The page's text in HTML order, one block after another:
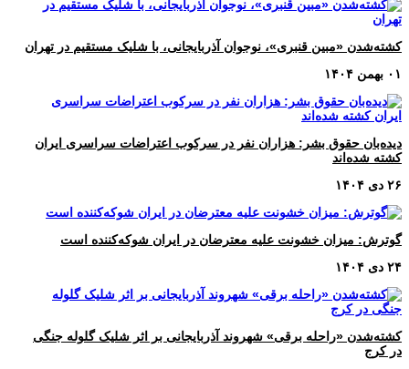
کشته‌شدن «مبین قنبری»، نوجوان آذربایجانی، با شلیک مستقیم در تهران
۰۱ بهمن ۱۴۰۴
دیده‌بان حقوق بشر: هزاران نفر در سرکوب اعتراضات سراسری ایران
کشته شده‌اند
۲۶ دی ۱۴۰۴
گوترش: میزان خشونت علیه معترضان در ایران شوکه‌کننده است
۲۴ دی ۱۴۰۴
کشته‌شدن «راحله برقی» شهروند آذربایجانی بر اثر شلیک گلوله جنگی
در کرج